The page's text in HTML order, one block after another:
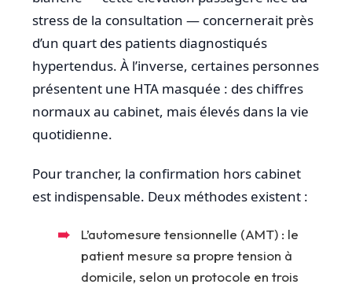
stress de la consultation — concernerait près
d’un quart des patients diagnostiqués
hypertendus. À l’inverse, certaines personnes
présentent une HTA masquée : des chiffres
normaux au cabinet, mais élevés dans la vie
quotidienne.
Pour trancher, la confirmation hors cabinet
est indispensable. Deux méthodes existent :
L’automesure tensionnelle (AMT) : le
patient mesure sa propre tension à
domicile, selon un protocole en trois